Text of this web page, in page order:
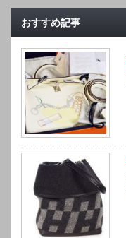
おすすめ記事